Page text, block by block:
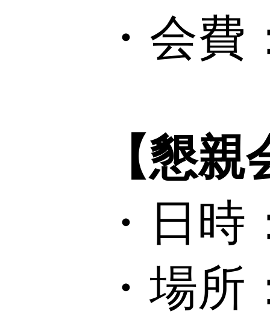
・会費
【懇親
・日時：
・場所